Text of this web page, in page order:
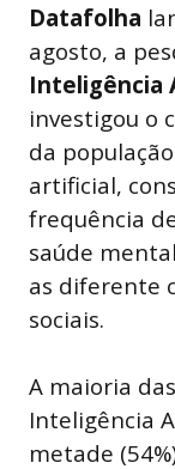
Datafolha
agosto, a
Inteligência
investigou o
da
artificial,
frequência
saúde
as diferente
sociais.
A maioria
Inteligência
metade